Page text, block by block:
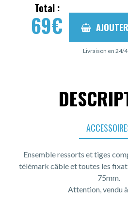
Total :
69€
Livraison en 24/
Ensemble ressorts et tiges
télémark câble et toutes les
75mm.
Attention, vendu